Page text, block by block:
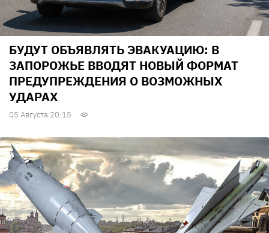
БУДУТ ОБЪЯВЛЯТЬ ЭВАКУАЦИЮ: В
ЗАПОРОЖЬЕ ВВОДЯТ НОВЫЙ ФОРМАТ
ПРЕДУПРЕЖДЕНИЯ О ВОЗМОЖНЫХ
УДАРАХ
05 Августа 20:15